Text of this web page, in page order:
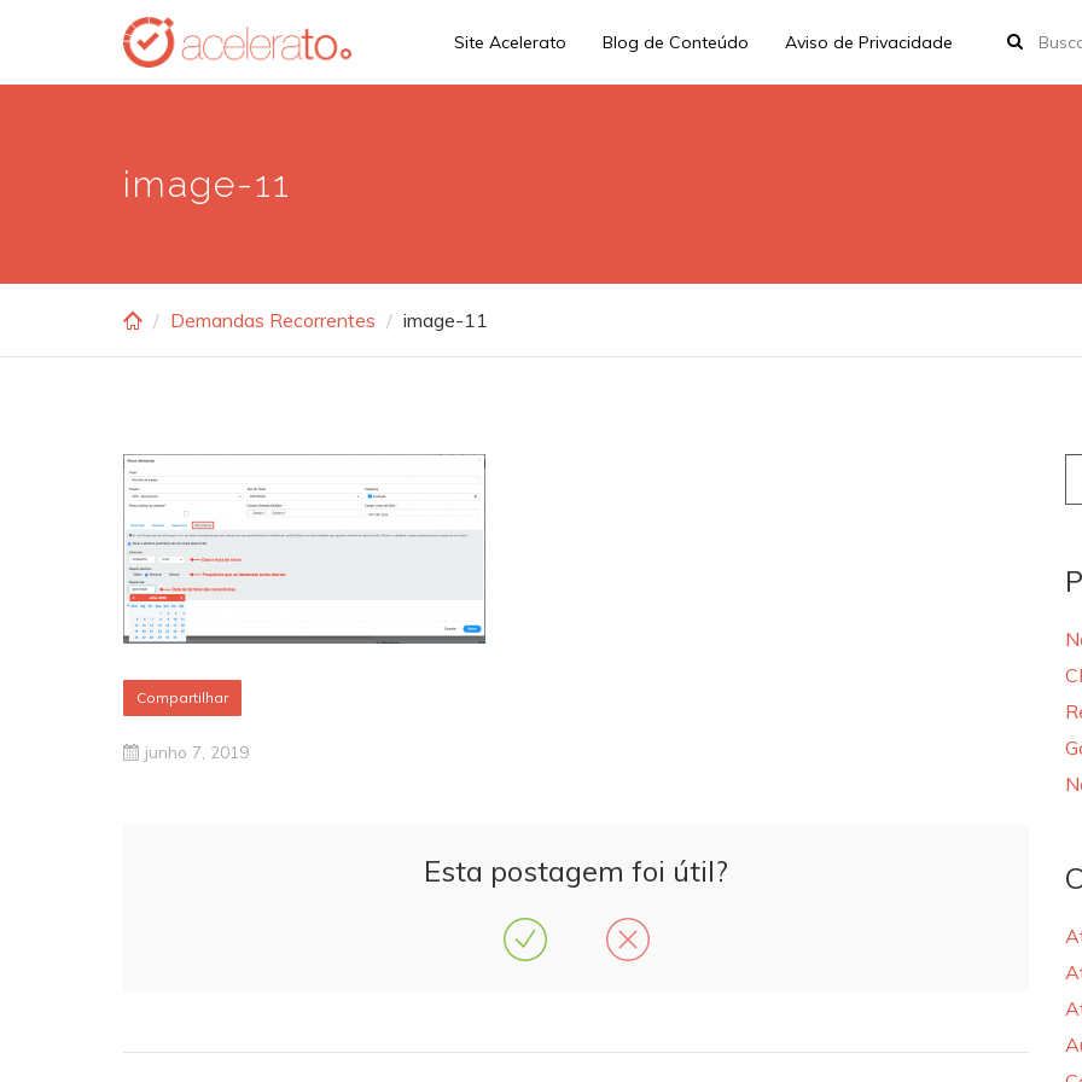
main
Site Acelerato Blog de Conteúdo Aviso de Privacidade
image-11
Demandas Recorrentes image-11
Compartilhar
junho 7, 2019
Esta postagem foi útil?